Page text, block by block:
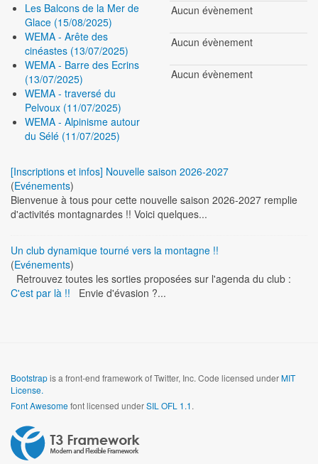
Les Balcons de la Mer de
Glace (15/08/2025)
WEMA - Arête des
cinéastes (13/07/2025)
WEMA - Barre des Ecrins
(13/07/2025)
WEMA - traversé du
Pelvoux (11/07/2025)
WEMA - Alpinisme autour
du Sélé (11/07/2025)
Aucun évènement
Aucun évènement
Aucun évènement
[Inscriptions et infos] Nouvelle saison 2026-2027
(Evénements)
Bienvenue à tous pour cette nouvelle saison 2026-2027 remplie
d'activités montagnardes !! Voici quelques...
Un club dynamique tourné vers la montagne !!
(Evénements)
Retrouvez toutes les sorties proposées sur l'agenda du club :
C'est par là !! Envie d'évasion ?...
Bootstrapis a front-end framework of Twitter, Inc. Code licensed underMIT
License.
Font Awesomefont licensed underSIL OFL 1.1.